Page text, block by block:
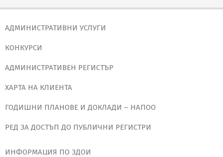
АДМИНИСТРАТИВНИ УСЛУГИ
КОНКУРСИ
АДМИНИСТРАТИВЕН РЕГИСТЪР
ХАРТА НА КЛИЕНТА
ГОДИШНИ ПЛАНОВЕ И ДОКЛАДИ – НАПОО
РЕД ЗА ДОСТЪП ДО ПУБЛИЧНИ РЕГИСТРИ
ИНФОРМАЦИЯ ПО ЗДОИ